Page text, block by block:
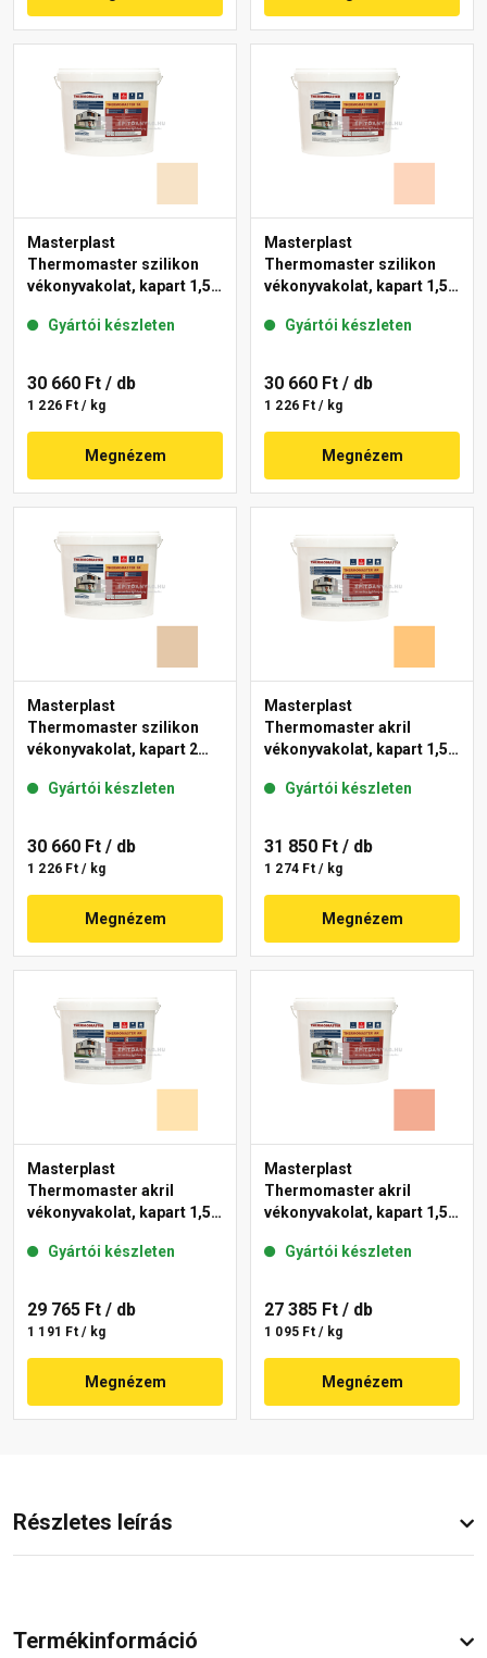
Masterplast
Thermomaster szilikon
vékonyvakolat, kapart 1,5
Gyártói készleten
30 660 Ft / db
1 226 Ft / kg
Megnézem
Masterplast
Thermomaster szilikon
vékonyvakolat, kapart 1,5
Gyártói készleten
30 660 Ft / db
1 226 Ft / kg
Megnézem
Masterplast
Thermomaster szilikon
vékonyvakolat, kapart 2
Gyártói készleten
30 660 Ft / db
1 226 Ft / kg
Megnézem
Masterplast
Thermomaster akril
vékonyvakolat, kapart 1,5
Gyártói készleten
31 850 Ft / db
1 274 Ft / kg
Megnézem
Masterplast
Thermomaster akril
vékonyvakolat, kapart 1,5
Gyártói készleten
29 765 Ft / db
1 191 Ft / kg
Megnézem
Masterplast
Thermomaster akril
vékonyvakolat, kapart 1,5
Gyártói készleten
27 385 Ft / db
1 095 Ft / kg
Megnézem
Részletes leírás
Termékinformáció